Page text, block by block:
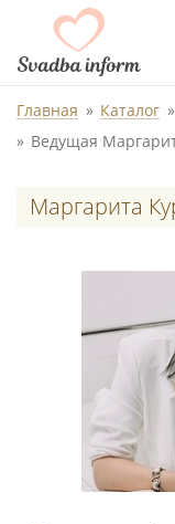
Главная Каталог
Ведущая
Маргарита